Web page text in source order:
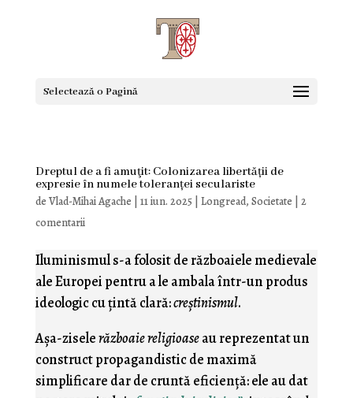
Selectează o Pagină
Dreptul de a fi amuţit: Colonizarea libertății de
expresie în numele toleranței seculariste
de Vlad-Mihai Agache 11 iun. 2025| Longread, Societate
2
comentarii
Iluminismul s-a folosit de războaiele medievale
ale Europei pentru a le ambala într-un produs
ideologic cu ţintă clară:creştinismul.
Aşa-ziselerăzboaie religioaseau reprezentat un
construct propagandistic de maximă
simplificare dar de cruntă eficienţă: ele au dat